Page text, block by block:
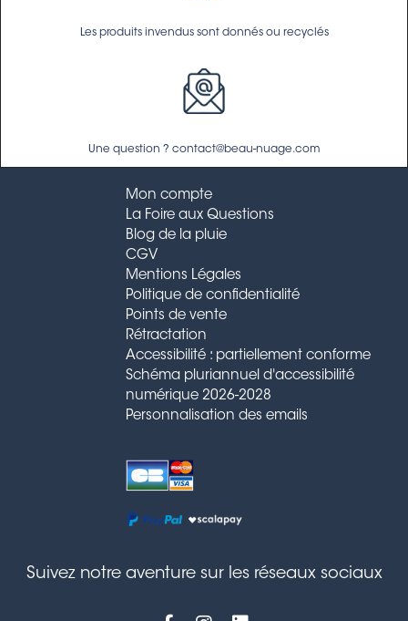
Les produits invendus sont donnés ou recyclés
Une question ? contact@beau-nuage.com
Suivez notre aventure sur les réseaux sociaux
Mon compte
La Foire aux Questions
Blog de la pluie
CGV
Mentions Légales
Politique de confidentialité
Points de vente
Rétractation
Accessibilité : partiellement conforme
Schéma pluriannuel d'accessibilité
numérique 2026-2028
Personnalisation des emails